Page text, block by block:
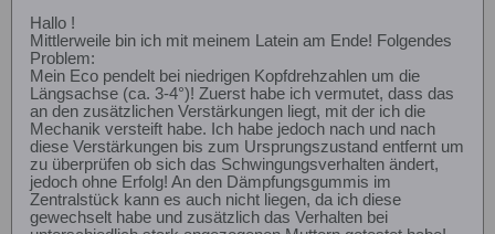
Hallo !
Mittlerweile bin ich mit meinem Latein am Ende! Folgendes
Problem:
Mein Eco pendelt bei niedrigen Kopfdrehzahlen um die
Längsachse (ca. 3-4°)! Zuerst habe ich vermutet, dass das
an den zusätzlichen Verstärkungen liegt, mit der ich die
Mechanik versteift habe. Ich habe jedoch nach und nach
diese Verstärkungen bis zum Ursprungszustand entfernt um
zu überprüfen ob sich das Schwingungsverhalten ändert,
jedoch ohne Erfolg! An den Dämpfungsgummis im
Zentralstück kann es auch nicht liegen, da ich diese
gewechselt habe und zusätzlich das Verhalten bei